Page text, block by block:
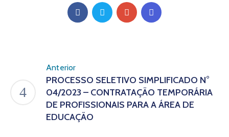
Anterior
PROCESSO SELETIVO SIMPLIFICADO N°
04/2023 – CONTRATAÇÃO TEMPORÁRIA
DE PROFISSIONAIS PARA A ÁREA DE
EDUCAÇÃO